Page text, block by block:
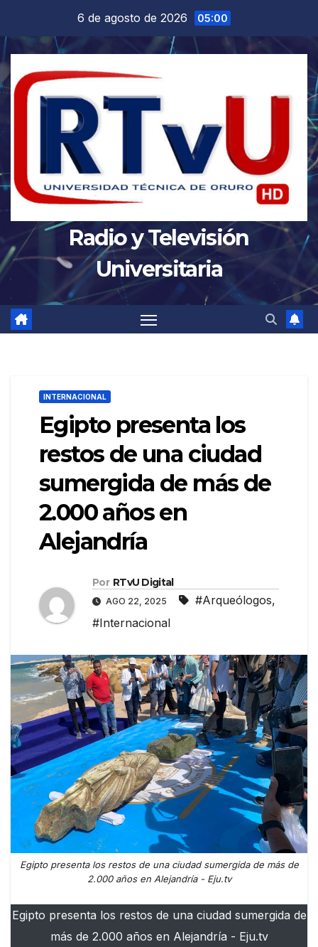
contenido
6 de agosto de 2026 05:00
Radio y Televisión
Universitaria
INTERNACIONAL
Egipto presenta los
restos de una ciudad
sumergida de más de
2.000 años en
Alejandría
Por RTvU Digital
AGO 22, 2025 #Arqueólogos,
#Internacional
Egipto presenta los restos de una ciudad sumergida de más de
2.000 años en Alejandría - Eju.tv
Egipto presenta los restos de una ciudad sumergida de
más de 2.000 años en Alejandría - Eju.tv